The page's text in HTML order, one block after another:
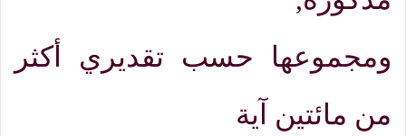
ومجموعها حسب تقديري أكثر
من مائتين آية